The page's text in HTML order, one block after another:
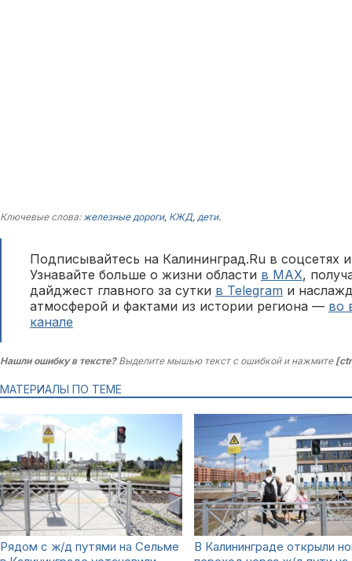
Ключевые слова:железные дороги, КЖД, дети.
Подписывайтесь на Калининград.Ru в соцсетях
Узнавайте больше о жизни области в MAX,
дайджест главного за сутки в Telegram и
атмосферой и фактами из истории региона — во
канале
Нашли ошибку в тексте?Выделите мышью текст с ошибкой и нажмите
МАТЕРИАЛЫ ПО ТЕМЕ
Рядом с ж/д путями на Сельме
В Калининграде открыли